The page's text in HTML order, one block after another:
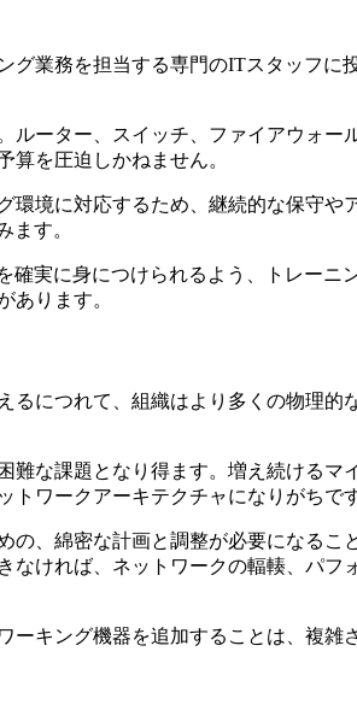
業務を担当する専門のITスタッフに
ーター、スイッチ、ファイアウォー
を圧迫しかねません。
境に対応するため、継続的な保守や
ます。
実に身につけられるよう、トレーニ
あります。
につれて、組織はより多くの物理的
な課題となり得ます。増え続けるマ
ワークアーキテクチャになりがちです
、綿密な計画と調整が必要になるこ
ければ、ネットワークの輻輳、パフ
キング機器を追加することは、複雑